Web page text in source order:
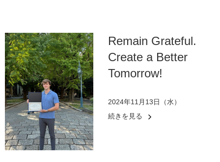
Remain Grateful.
Create a Better
Tomorrow!
2024年11月13日（水）
続きを見る